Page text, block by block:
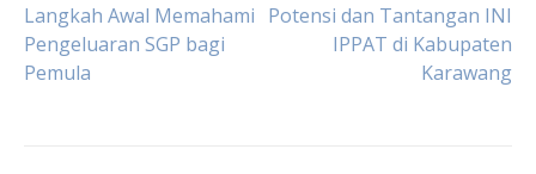
Post
navigation
Langkah Awal Memahami
Pengeluaran SGP bagi
Pemula
Potensi dan Tantangan INI
IPPAT di Kabupaten
Karawang